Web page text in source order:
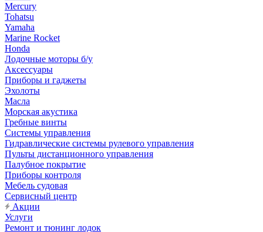
Mercury
Tohatsu
Yamaha
Marine Rocket
Honda
Лодочные моторы б/у
Аксессуары
Приборы и гаджеты
Эхолоты
Масла
Морская акустика
Гребные винты
Системы управления
Гидравлические системы рулевого управления
Пульты дистанционного управления
Палубное покрытие
Приборы контроля
Мебель судовая
Сервисный центр
Акции
Услуги
Ремонт и тюнинг лодок